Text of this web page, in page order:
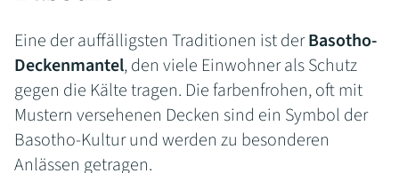
Eine der auffälligsten Traditionen ist derBasotho-
Deckenmantel, den viele Einwohner als Schutz
gegen die Kälte tragen. Die farbenfrohen, oft mit
Mustern versehenen Decken sind ein Symbol der
Basotho-Kultur und werden zu besonderen
Anlässen getragen.